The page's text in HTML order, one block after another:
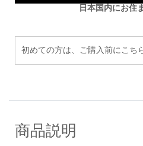
日本国内にお住
初めての方は、ご購入前にこち
商品説明